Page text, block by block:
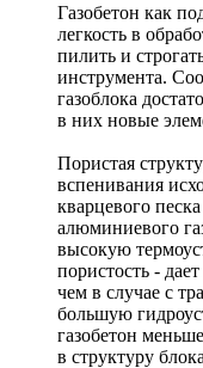
Газобетон как
легкость в
пилить и
инструмента.
газоблока
в них новые
Пористая
вспенивания
кварцевого
алюминиевого
высокую
пористость -
чем в случае с
большую
газобетон
в структуру